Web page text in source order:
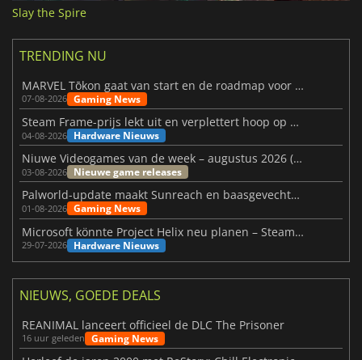
Slay the Spire
TRENDING NU
MARVEL Tōkon gaat van start en de roadmap voor jaar 1 is bekendgemaakt
07-08-2026 Gaming News
Steam Frame-prijs lekt uit en verplettert hoop op betaalbare VR
04-08-2026 Hardware Nieuws
Niuwe Videogames van de week – augustus 2026 (week 32)
03-08-2026 Nieuwe game releases
Palworld-update maakt Sunreach en baasgevechten stabieler
01-08-2026 Gaming News
Microsoft könnte Project Helix neu planen – Steam-Support wackelt
29-07-2026 Hardware Nieuws
NIEUWS, GOEDE DEALS
REANIMAL lanceert officieel de DLC The Prisoner
16 uur geleden Gaming News